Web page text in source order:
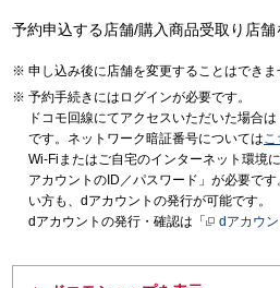
予約申込する店舗/購入商品受取り店舗
申し込み後に店舗を変更することはできま
予約手続きにはログインが必要です。
ドコモ回線にてアクセスいただいた場合
です。ネットワーク暗証番号についてはこ
Wi-Fiまたはご自宅のインターネット環境
アカウントのID／パスワード」が必要で
い方も、dアカウントの発行が可能です。
dアカウントの発行・確認は「
dアカウ